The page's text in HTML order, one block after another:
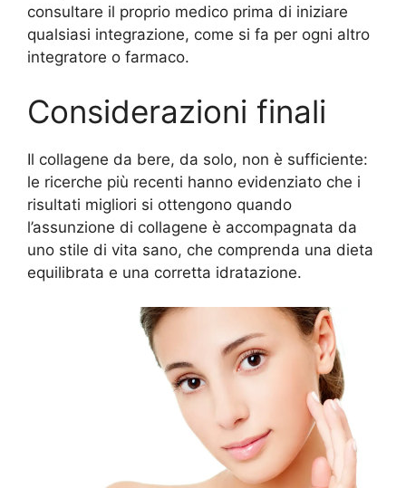
consultare il proprio medico prima di iniziare
qualsiasi integrazione, come si fa per ogni altro
integratore o farmaco.
Considerazioni finali
Il collagene da bere, da solo, non è sufficiente:
le ricerche più recenti hanno evidenziato che i
risultati migliori si ottengono quando
l’assunzione di collagene è accompagnata da
uno stile di vita sano, che comprenda una dieta
equilibrata e una corretta idratazione.